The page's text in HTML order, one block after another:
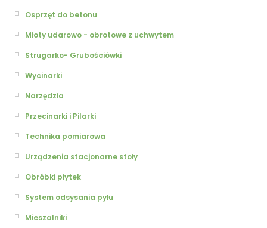
Osprzęt do betonu
Młoty udarowo - obrotowe z uchwytem
Strugarko- Grubościówki
Wycinarki
Narzędzia
Przecinarki i Pilarki
Technika pomiarowa
Urządzenia stacjonarne stoły
Obróbki płytek
System odsysania pyłu
Mieszalniki